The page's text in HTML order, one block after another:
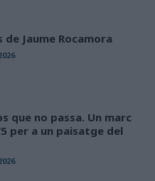
de Jaume Rocamora
que no passa. Un marc
per a un paisatge del